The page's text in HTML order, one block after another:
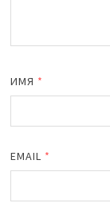
ИМЯ *
EMAIL *